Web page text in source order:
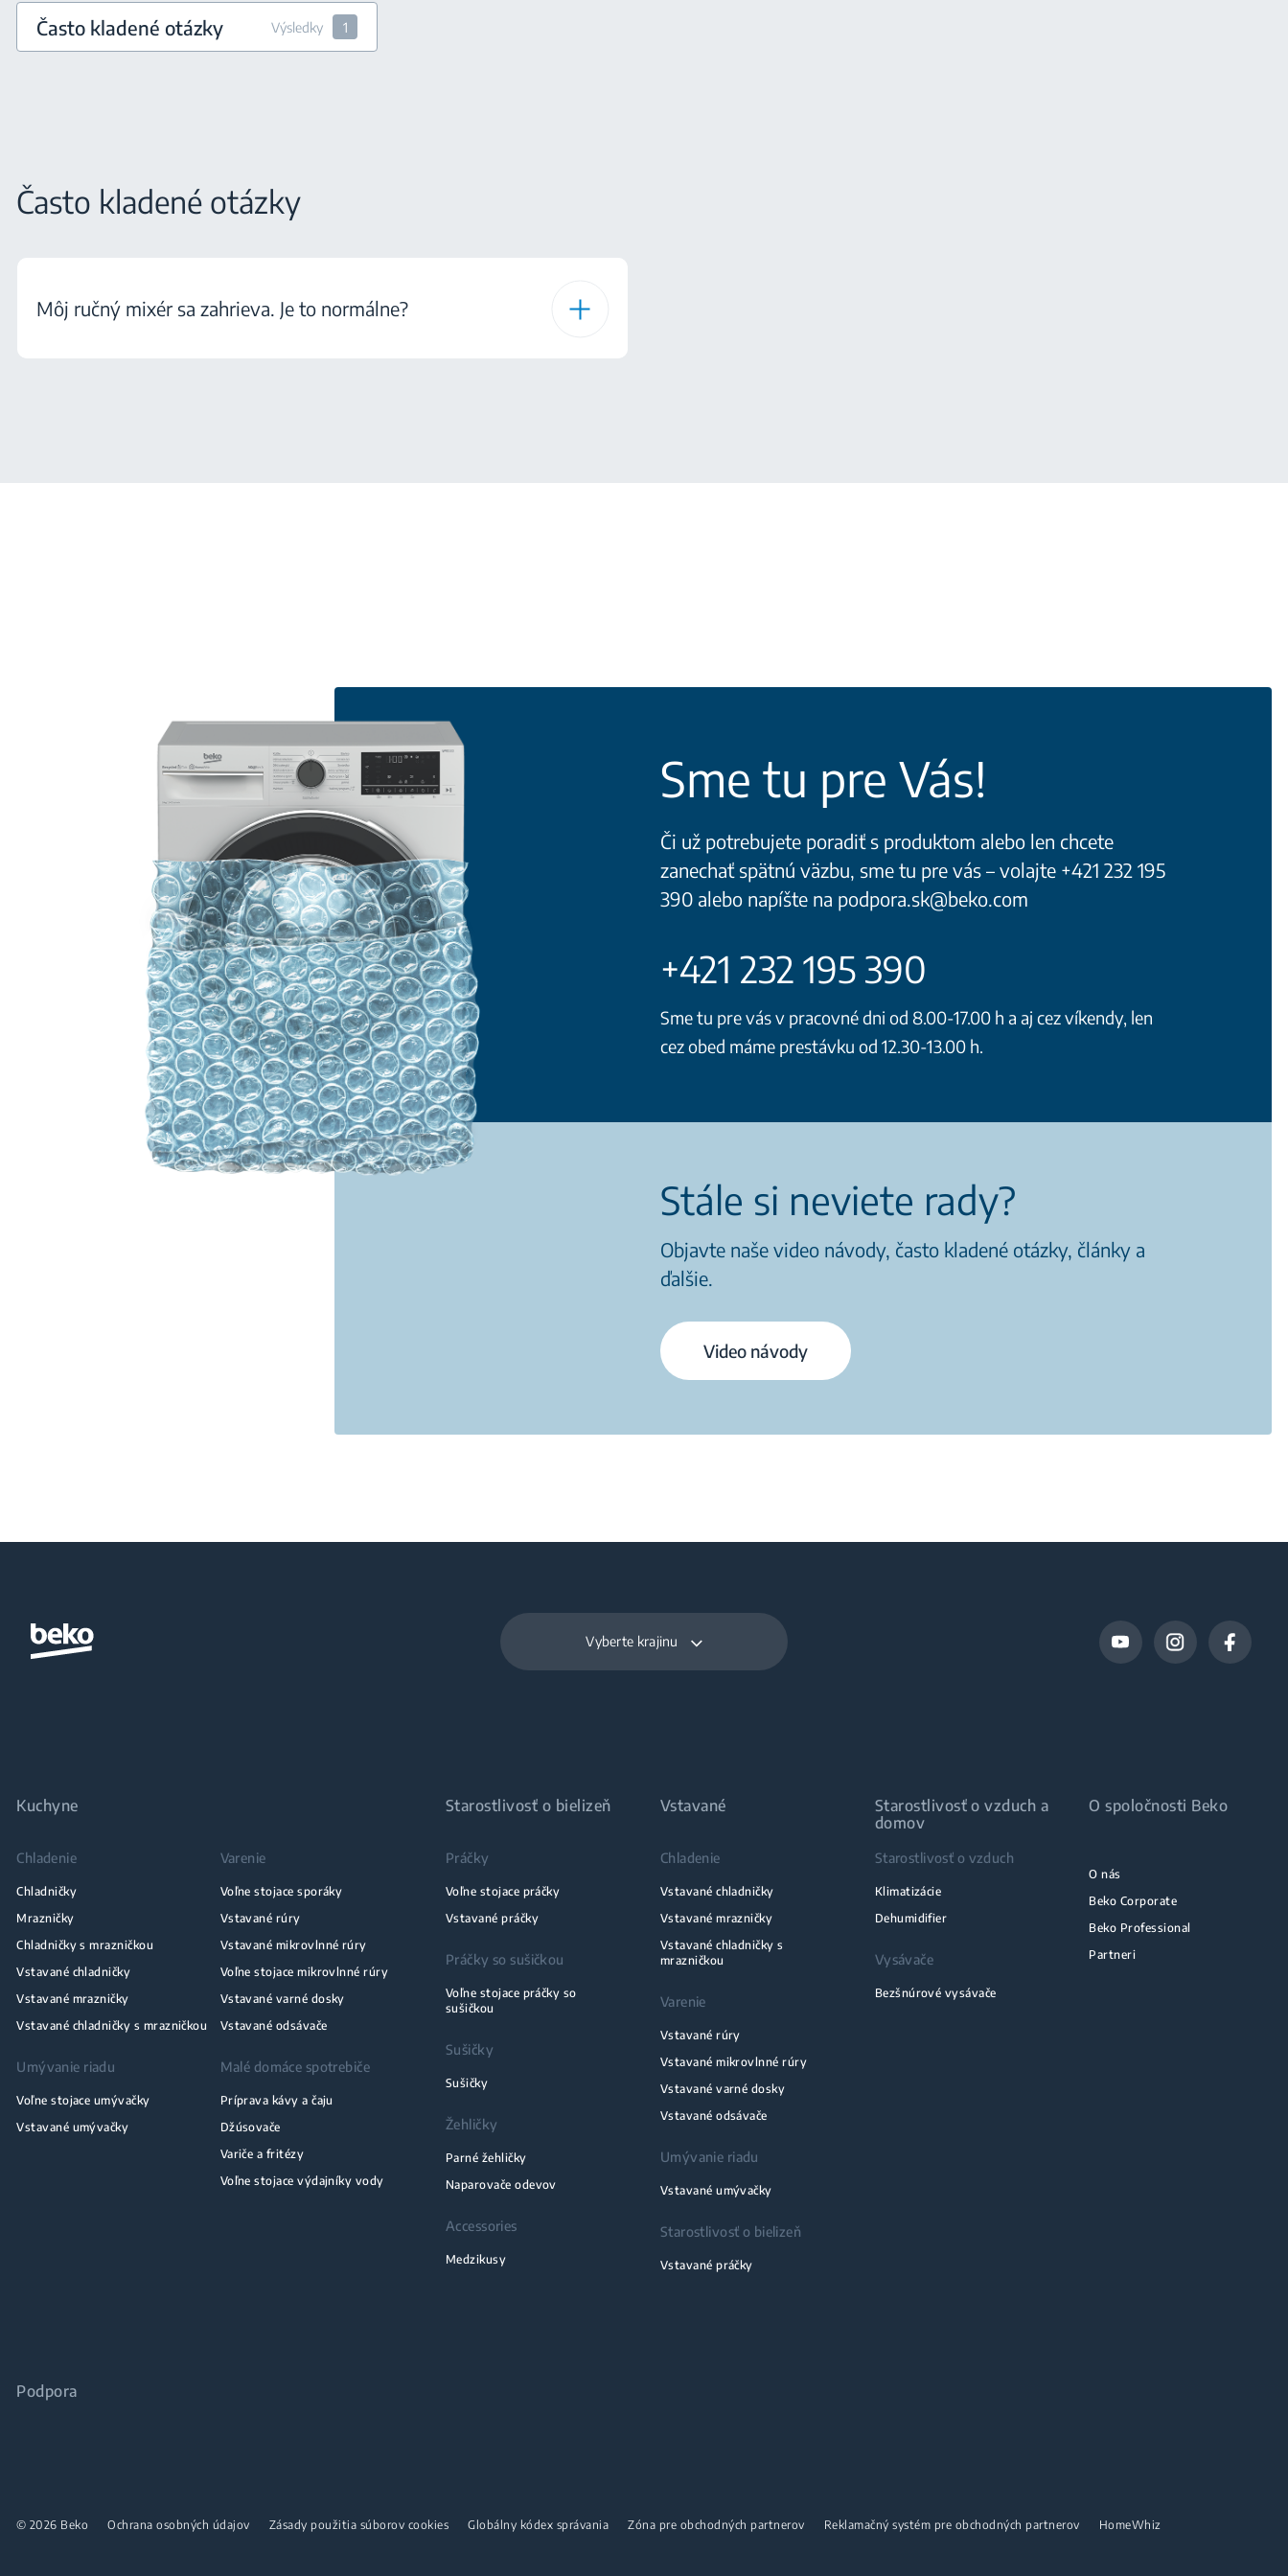
Často kladené otázky Výsledky 1
Často kladené otázky
Môj ručný mixér sa zahrieva. Je to normálne?
Sme tu pre Vás!
Či už potrebujete poradiť s produktom alebo len chcete
zanechať spätnú väzbu, sme tu pre vás – volajte +421 232 195
390 alebo napíšte na podpora.sk@beko.com
+421 232 195 390
Sme tu pre vás v pracovné dni od 8.00-17.00 h a aj cez víkendy, len
cez obed máme prestávku od 12.30-13.00 h.
Stále si neviete rady?
Objavte naše video návody, často kladené otázky, články a
ďalšie.
Video návody
Vyberte krajinu
Kuchyne
Chladenie
Chladničky
Mrazničky
Chladničky s mrazničkou
Vstavané chladničky
Vstavané mrazničky
Vstavané chladničky s mrazničkou
Varenie
Voľne stojace sporáky
Vstavané rúry
Vstavané mikrovlnné rúry
Voľne stojace mikrovlnné rúry
Vstavané varné dosky
Vstavané odsávače
Umývanie riadu
Voľne stojace umývačky
Vstavané umývačky
Malé domáce spotrebiče
Príprava kávy a čaju
Džúsovače
Variče a fritézy
Voľne stojace výdajníky vody
Starostlivosť o bielizeň
Práčky
Voľne stojace práčky
Vstavané práčky
Práčky so sušičkou
Voľne stojace práčky so
sušičkou
Sušičky
Sušičky
Žehličky
Parné žehličky
Naparovače odevov
Accessories
Medzikusy
Vstavané
Chladenie
Vstavané chladničky
Vstavané mrazničky
Vstavané chladničky s
mrazničkou
Varenie
Vstavané rúry
Vstavané mikrovlnné rúry
Vstavané varné dosky
Vstavané odsávače
Umývanie riadu
Vstavané umývačky
Starostlivosť o bielizeň
Vstavané práčky
Starostlivosť o vzduch a
domov
Starostlivosť o vzduch
Klimatizácie
Dehumidifier
Vysávače
Bezšnúrové vysávače
O spoločnosti Beko
O nás
Beko Corporate
Beko Professional
Partneri
Podpora
© 2026 Beko Ochrana osobných údajov Zásady použitia súborov cookies Globálny kódex správania Zóna pre obchodných partnerov Reklamačný systém pre obchodných partnerov HomeWhiz